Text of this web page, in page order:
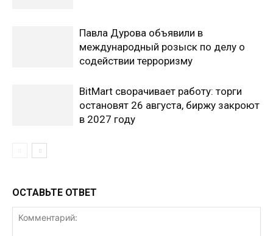
Павла Дурова объявили в
международный розыск по делу о
содействии терроризму
BitMart сворачивает работу: торги
остановят 26 августа, биржу закроют
в 2027 году
ОСТАВЬТЕ ОТВЕТ